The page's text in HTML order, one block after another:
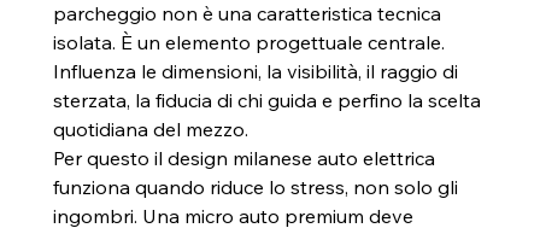
parcheggio non è una caratteristica tecnica
isolata. È un elemento progettuale centrale.
Influenza le dimensioni, la visibilità, il raggio di
sterzata, la fiducia di chi guida e perfino la scelta
quotidiana del mezzo.
Per questo il design milanese auto elettrica
funziona quando riduce lo stress, non solo gli
ingombri. Una micro auto premium deve